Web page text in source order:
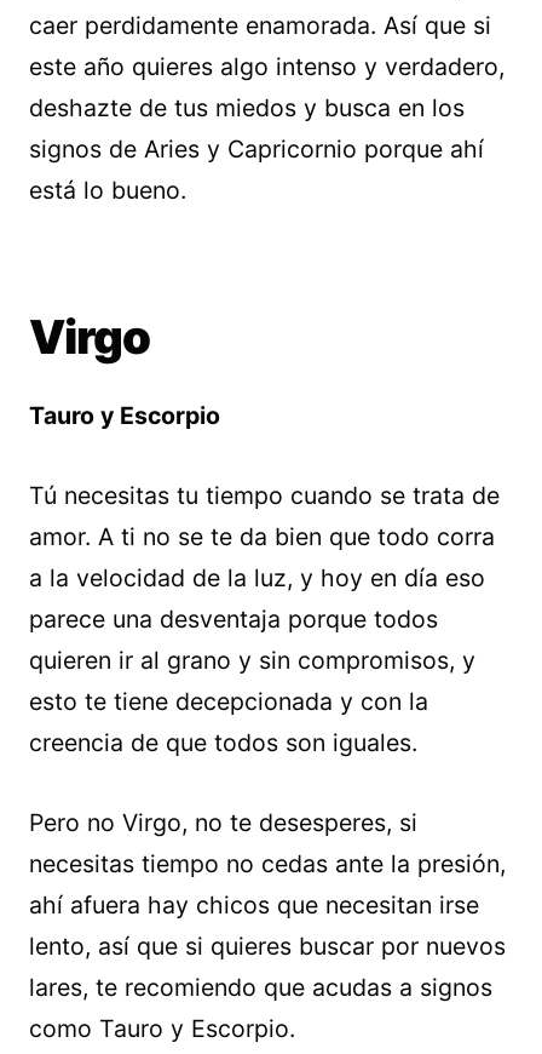
caer perdidamente enamorada. Así que si
este año quieres algo intenso y verdadero,
deshazte de tus miedos y busca en los
signos de Aries y Capricornio porque ahí
está lo bueno.
Virgo
Tauro y Escorpio
Tú necesitas tu tiempo cuando se trata de
amor. A ti no se te da bien que todo corra
a la velocidad de la luz, y hoy en día eso
parece una desventaja porque todos
quieren ir al grano y sin compromisos, y
esto te tiene decepcionada y con la
creencia de que todos son iguales.
Pero no Virgo, no te desesperes, si
necesitas tiempo no cedas ante la presión,
ahí afuera hay chicos que necesitan irse
lento, así que si quieres buscar por nuevos
lares, te recomiendo que acudas a signos
como Tauro y Escorpio.